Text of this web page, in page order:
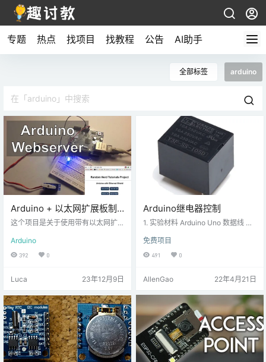
专题 热点 找项目 找教程 公告 AI助手
全部标签 arduino
Arduino + 以太网扩展板制
作 Web 服务器 – Arduino教
这个项目是关于使用带有以太网扩
和一个伺服器，但您可以应用此方
法来控制您想要的任何电子设备。
联网时提供的代码会在您的局域网
用该 IP 即可通过浏览器访问该网络
服务器。之后，它会显示一个类似
于下面的网页。当您按下“打开 LE
D”按钮时，您的 url 将更改为：“h…
Arduino
392 0
Luca 23年12月9日
Arduino继电器控制
1. 实验材料 Arduino Uno 数据线 面
二极管 杜邦线 2.根据原理图搭建电
路 原理图如下图： 3.拷贝如下代码
拟） 5.打开串口监视器，输入"H"，
免费项目
491 0
AllenGao 22年4月21日